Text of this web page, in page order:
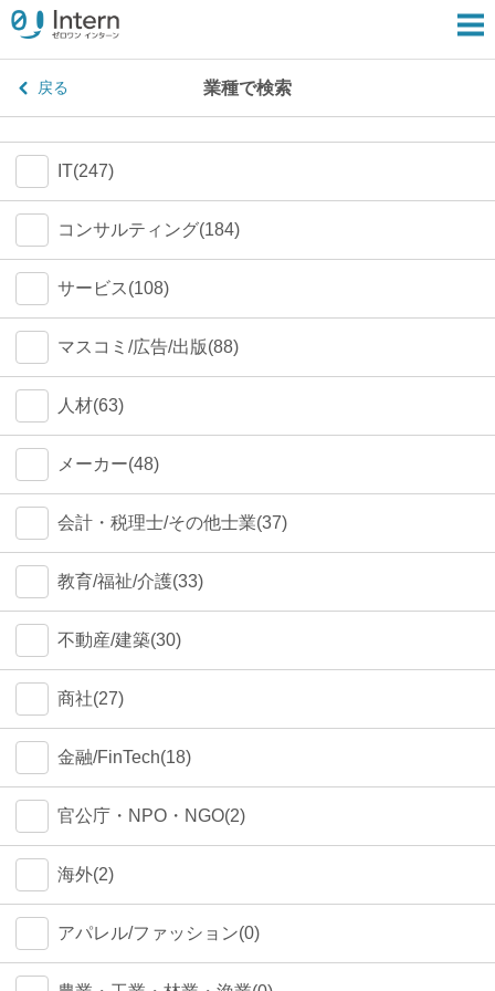
戻る 業種で検索
IT(247)
コンサルティング(184)
サービス(108)
マスコミ/広告/出版(88)
人材(63)
メーカー(48)
会計・税理士/その他士業(37)
教育/福祉/介護(33)
不動産/建築(30)
商社(27)
金融/FinTech(18)
官公庁・NPO・NGO(2)
海外(2)
アパレル/ファッション(0)